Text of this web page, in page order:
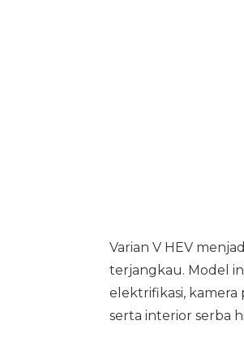
Varian V HEV
terjangkau. Model
elektrifikasi,
serta interior serba